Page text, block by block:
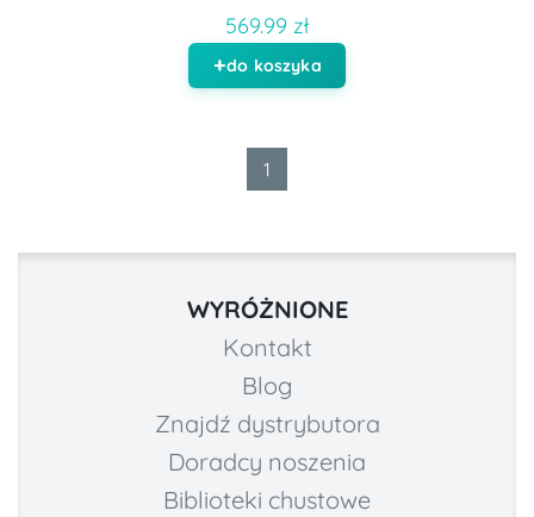
569.99 zł
do koszyka
1
WYRÓŻNIONE
Kontakt
Blog
Znajdź dystrybutora
Doradcy noszenia
Biblioteki chustowe